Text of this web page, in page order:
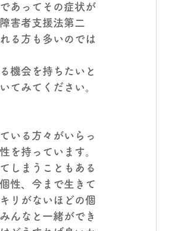
あってその症状が
害者支援法第二
る方も多いのでは
機会を持ちたいと
てみてください。
いる方々がいらっ
を持っています。
しまうこともある
性、今まで生きて
リがないほどの個
んなと一緒ができ